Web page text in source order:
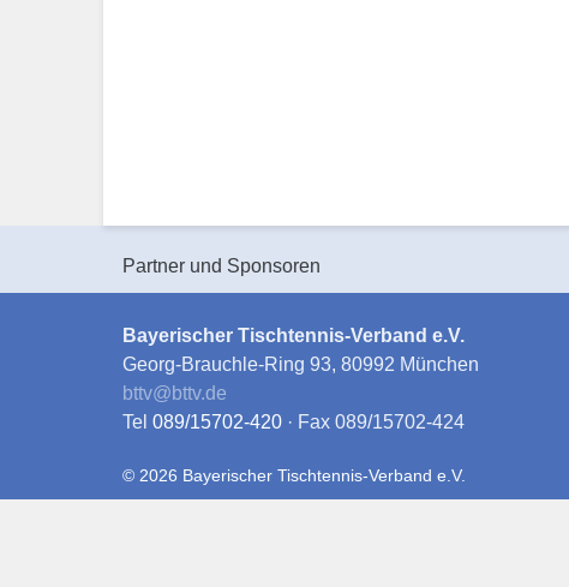
Partner und Sponsoren
Bayerischer Tischtennis-Verband e.V.
Georg-Brauchle-Ring 93, 80992 München
bttv@bttv.de
Tel 089/15702-420 · Fax 089/15702-424
© 2026 Bayerischer Tischtennis-Verband e.V.